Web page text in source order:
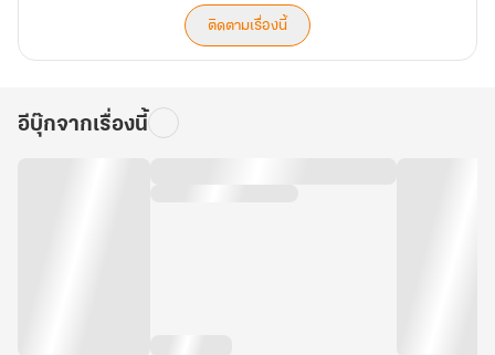
ติดตามเรื่องนี้
อีบุ๊กจากเรื่องนี้